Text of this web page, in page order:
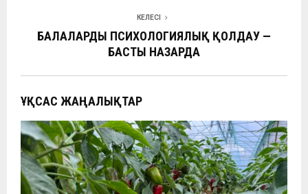
КЕЛЕСІ
БАЛАЛАРДЫ ПСИХОЛОГИЯЛЫҚ ҚОЛДАУ —
БАСТЫ НАЗАРДА
ҰҚСАС ЖАҢАЛЫҚТАР